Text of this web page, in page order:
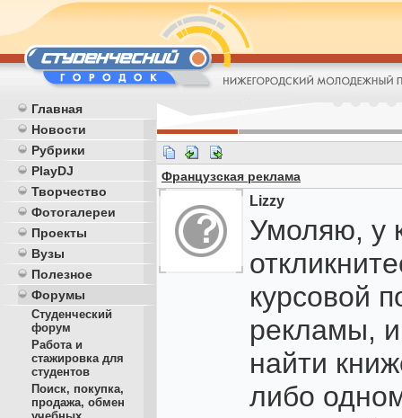
Главная
Новости
Рубрики
PlayDJ
Творчество
Фотогалереи
Проекты
Вузы
Полезное
Форумы
Студенческий
форум
Работа и
стажировка для
студентов
Поиск, покупка,
продажа, обмен
Французская реклама
Lizzy
Умоляю, у
курсовой
рекламы,
найти
либо